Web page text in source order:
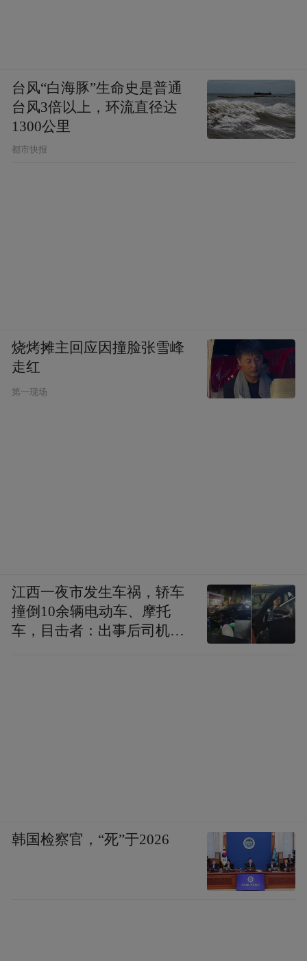
台风“白海豚”生命史是普通
台风3倍以上，环流直径达
1300公里
都市快报
烧烤摊主回应因撞脸张雪峰
走红
第一现场
江西一夜市发生车祸，轿车
撞倒10余辆电动车、摩托
车，目击者：出事后司机一
韩国检察官，“死”于2026